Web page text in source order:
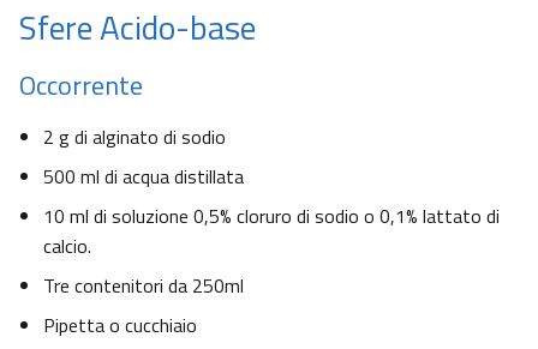
Sfere Acido-base
Occorrente
2 g di alginato di sodio
500 ml di acqua distillata
10 ml di soluzione 0,5% cloruro di sodio o 0,1% lattato di
calcio.
Tre contenitori da 250ml
Pipetta o cucchiaio